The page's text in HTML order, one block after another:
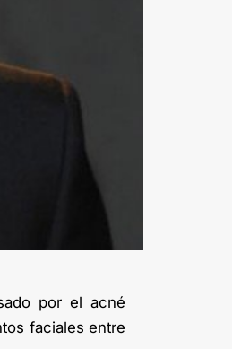
por el acné
faciales entre